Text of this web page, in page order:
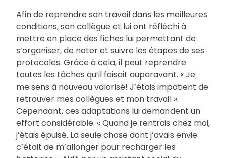
Afin de reprendre son travail dans les meilleures
conditions, son collègue et lui ont réfléchi à
mettre en place des fiches lui permettant de
s’organiser, de noter et suivre les étapes de ses
protocoles. Grâce à cela, il peut reprendre
toutes les tâches qu’il faisait auparavant. « Je
me sens à nouveau valorisé! J’étais impatient de
retrouver mes collègues et mon travail ».
Cependant, ces adaptations lui demandent un
effort considérable. « Quand je rentrais chez moi,
j’étais épuisé. La seule chose dont j’avais envie
c’était de m’allonger pour recharger les